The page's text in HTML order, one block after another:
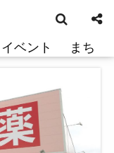
イベント まち
索